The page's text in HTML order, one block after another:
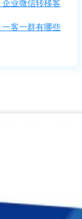
业微信转移客
客一群有哪些